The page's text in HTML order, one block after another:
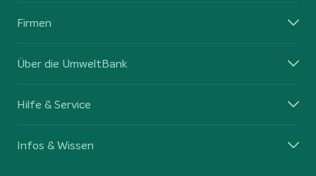
Firmen
Über die UmweltBank
Hilfe & Service
Infos & Wissen